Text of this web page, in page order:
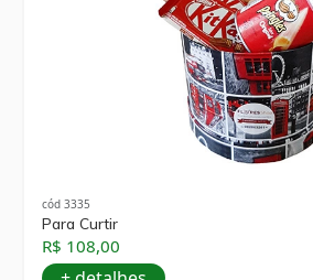
cód 3335
Para Curtir
R$ 108,00